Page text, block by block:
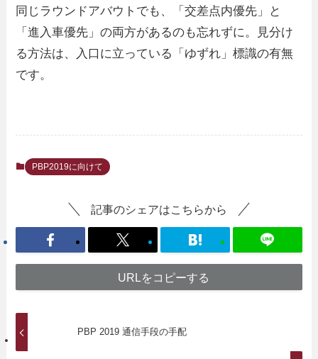
同じラウンドアバウトでも、「交差点内優先」と
「進入車優先」の両方があるのも忘れずに。見分け
る方法は、入口に立っている「ゆずれ」標識の有無
です。
PBP2019に向けて
記事のシェアはこちらから
URLをコピーする
PBP 2019 通信手段の手配